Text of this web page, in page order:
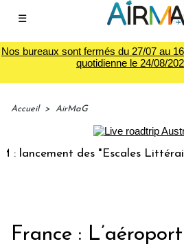
☰
Nos bureaux sont fermés du 27/07 au
quotidienne le 24/08/
Accueil > AirMaG
des "Escales Littéraires",
France :